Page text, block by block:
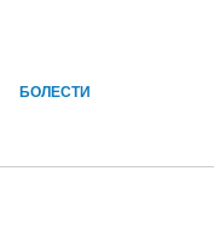
БОЛЕСТИ